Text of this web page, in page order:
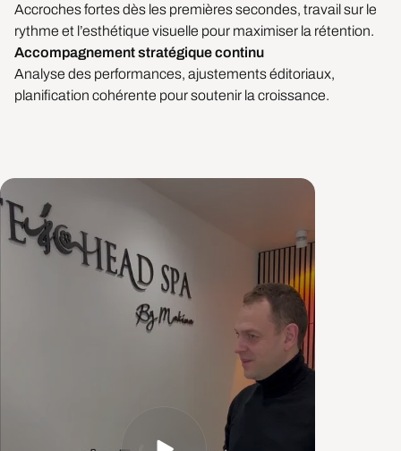
Accroches fortes dès les premières secondes, travail sur le
rythme et l’esthétique visuelle pour maximiser la rétention.
Accompagnement stratégique continu
Analyse des performances, ajustements éditoriaux,
planification cohérente pour soutenir la croissance.